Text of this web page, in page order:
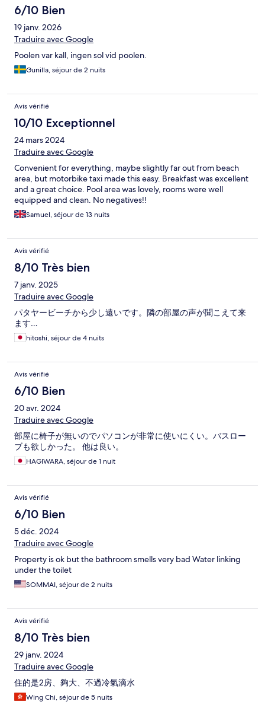
6/10 Bien
19 janv. 2026
Traduire avec Google
Poolen var kall, ingen sol vid poolen.
Gunilla, séjour de 2 nuits
Avis vérifié
10/10 Exceptionnel
24 mars 2024
Traduire avec Google
Convenient for everything, maybe slightly far out from beach
area, but motorbike taxi made this easy. Breakfast was excellent
and a great choice. Pool area was lovely, rooms were well
equipped and clean. No negatives!!
Samuel, séjour de 13 nuits
Avis vérifié
8/10 Très bien
7 janv. 2025
Traduire avec Google
パタヤービーチから少し遠いです。隣の部屋の声が聞こえて来
ます…
hitoshi, séjour de 4 nuits
Avis vérifié
6/10 Bien
20 avr. 2024
Traduire avec Google
部屋に椅子が無いのでパソコンが非常に使いにくい。バスロー
ブも欲しかった。 他は良い。
HAGIWARA, séjour de 1 nuit
Avis vérifié
6/10 Bien
5 déc. 2024
Traduire avec Google
Property is ok but the bathroom smells very bad Water linking
under the toilet
SOMMAI, séjour de 2 nuits
Avis vérifié
8/10 Très bien
29 janv. 2024
Traduire avec Google
住的是2房、夠大、不過冷氣滴水
Wing Chi, séjour de 5 nuits